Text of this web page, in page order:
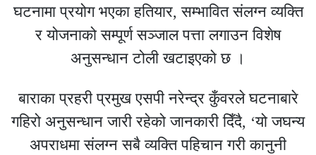
घटनामा प्रयोग भएका हतियार, सम्भावित संलग्न व्यक्ति
र योजनाको सम्पूर्ण सञ्जाल पत्ता लगाउन विशेष
अनुसन्धान टोली खटाइएको छ ।
बाराका प्रहरी प्रमुख एसपी नरेन्द्र कुँवरले घटनाबारे
गहिरो अनुसन्धान जारी रहेको जानकारी दिँदै, ‘यो जघन्य
अपराधमा संलग्न सबै व्यक्ति पहिचान गरी कानुनी